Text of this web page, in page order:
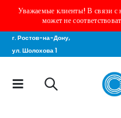
Уважаемые клиенты! В связи с
может не
г. Ростов-на-Дону,
ул. Шолохова 1